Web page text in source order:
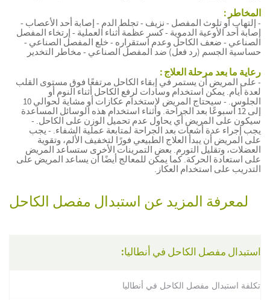
المخاطر :
- إلتهاب أو تلوث المفصل - نزيف - تجلط الدم - إصابة أحد الأعصاب -
إصابة أحد الأوعية الدموية - كسر عظمة أثناء العملية - إرتخاء المفصل
الصناعي - ضعف الكاحل وعدم استقراره - خلع المفصل الصناعي -
حساسية الجسم (رد فعل) ضد المفصل الصناعي - مخاطر التخدير
رعاية ما بعد مرحلة العلاج :
- على المريض أن يستمر في إبقاء الكاحل مرتفعًا فوق مستوى القلب
لعدة أيام. يمكن استخدام وسادات لرفع الكاحل أثناء النوم أو
الجلوس. - سيحتاج المريض لاستخدام عكازات أو مشاية لحوالي 10
إلى 12 أسبوعًا بعد الجراحة. وأثناء استخدام هذه الوسائل المساعدة
سيكون على المريض أي يحاول عدم تحميل الوزن على الكاحل. -
يجب إجراء عدة أشعات بعد الجراحة لمتابعة عملية الشفاء. - يجب
على المريض أن يبدأ العلاج الطبيعي فورًا لتخفيف الألم، وتقوية
العضلات، وتقليل التورم. بعض التمرينات الأخرى ستساعد المريض
على استعادة الحركة. كما يمكن للمعالج أيضًا أن يساعد المريض على
التدريب على استخدام العكاز.
لمعرفة المزيد عن استبدال مفصل الكاحل
استبدال مفصل الكاحل في أنطاليا:
تكلفة استبدال مفصل الكاحل في أنطاليا